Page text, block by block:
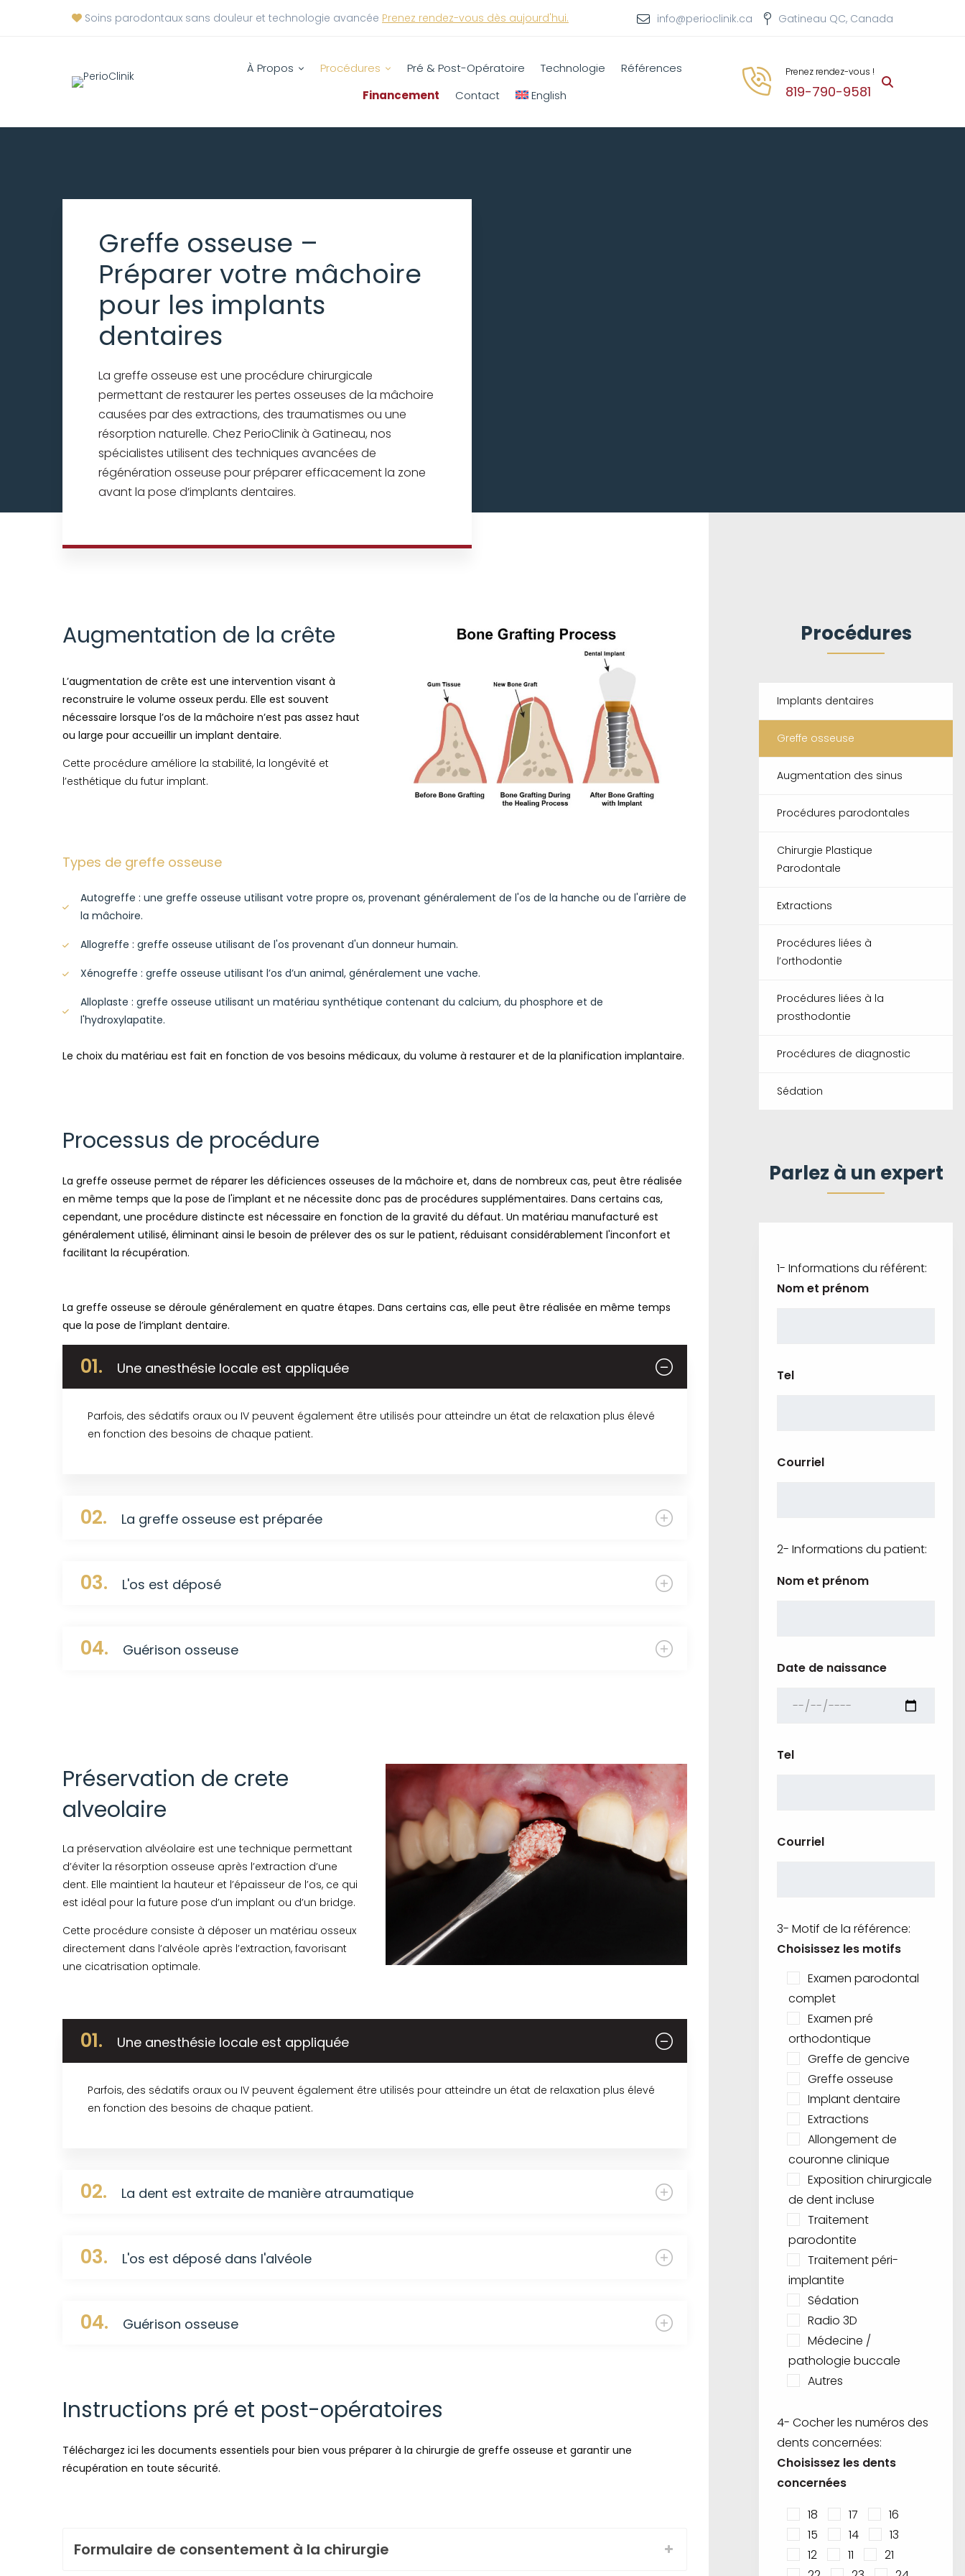
Soins parodontaux sans douleur et technologie avancée Prenez rendez-vous dès aujourd'hui. info@perioclinik.ca Gatineau QC, Canada
À Propos Procédures Pré & Post-Opératoire Technologie
Références
Financement
Contact English
Prenez rendez-vous !
819-790-9581
Greffe osseuse –
Préparer votre mâchoire
pour les implants
dentaires
La greffe osseuse est une procédure chirurgicale
permettant de restaurer les pertes osseuses de la mâchoire
causées par des extractions, des traumatismes ou une
résorption naturelle. Chez PerioClinik à Gatineau, nos
spécialistes utilisent des techniques avancées de
régénération osseuse pour préparer efficacement la zone
avant la pose d’implants dentaires.
Augmentation de la crête
L’augmentation de crête est une intervention visant à
reconstruire le volume osseux perdu. Elle est souvent
nécessaire lorsque l’os de la mâchoire n’est pas assez haut
ou large pour accueillir un implant dentaire.
Cette procédure améliore la stabilité, la longévité et
l’esthétique du futur implant.
Types de greffe osseuse
Autogreffe : une greffe osseuse utilisant votre propre os, provenant généralement de l'os de la hanche ou de l'arrière de
la mâchoire.
Allogreffe : greffe osseuse utilisant de l'os provenant d'un donneur humain.
Xénogreffe : greffe osseuse utilisant l’os d’un animal, généralement une vache.
Alloplaste : greffe osseuse utilisant un matériau synthétique contenant du calcium, du phosphore et de
l'hydroxylapatite.
Le choix du matériau est fait en fonction de vos besoins médicaux, du volume à restaurer et de la planification implantaire.
Processus de procédure
La greffe osseuse permet de réparer les déficiences osseuses de la mâchoire et, dans de nombreux cas, peut être réalisée
en même temps que la pose de l'implant et ne nécessite donc pas de procédures supplémentaires. Dans certains cas,
cependant, une procédure distincte est nécessaire en fonction de la gravité du défaut. Un matériau manufacturé est
généralement utilisé, éliminant ainsi le besoin de prélever des os sur le patient, réduisant considérablement l'inconfort et
facilitant la récupération.
La greffe osseuse se déroule généralement en quatre étapes. Dans certains cas, elle peut être réalisée en même temps
que la pose de l’implant dentaire.
01. Une anesthésie locale est appliquée
Parfois, des sédatifs oraux ou IV peuvent également être utilisés pour atteindre un état de relaxation plus élevé
en fonction des besoins de chaque patient.
02. La greffe osseuse est préparée
03. L'os est déposé
04. Guérison osseuse
Préservation de crete
alveolaire
La préservation alvéolaire est une technique permettant
d’éviter la résorption osseuse après l’extraction d’une
dent. Elle maintient la hauteur et l’épaisseur de l’os, ce qui
est idéal pour la future pose d’un implant ou d’un bridge.
Cette procédure consiste à déposer un matériau osseux
directement dans l’alvéole après l’extraction, favorisant
une cicatrisation optimale.
01. Une anesthésie locale est appliquée
Parfois, des sédatifs oraux ou IV peuvent également être utilisés pour atteindre un état de relaxation plus élevé
en fonction des besoins de chaque patient.
02. La dent est extraite de manière atraumatique
03. L'os est déposé dans l'alvéole
04. Guérison osseuse
Instructions pré et post-opératoires
Téléchargez ici les documents essentiels pour bien vous préparer à la chirurgie de greffe osseuse et garantir une
récupération en toute sécurité.
Formulaire de consentement à la chirurgie
Procédures
Implants dentaires
Greffe osseuse
Augmentation des sinus
Procédures parodontales
Chirurgie Plastique
Parodontale
Extractions
Procédures liées à
l’orthodontie
Procédures liées à la
prosthodontie
Procédures de diagnostic
Sédation
Parlez à un expert
1- Informations du référent:
Nom et prénom
Tel
Courriel
2- Informations du patient:
Nom et prénom
Date de naissance
Tel
Courriel
3- Motif de la référence:
Choisissez les motifs
Examen parodontal
complet
Examen pré
orthodontique
Greffe de gencive
Greffe osseuse
Implant dentaire
Extractions
Allongement de
couronne clinique
Exposition chirurgicale
de dent incluse
Traitement
parodontite
Traitement péri-
implantite
Sédation
Radio 3D
Médecine /
pathologie buccale
Autres
4- Cocher les numéros des
dents concernées:
Choisissez les dents
concernées
18
17
16
15
14
13
12
11
21